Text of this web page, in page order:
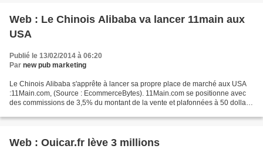
Web : Le Chinois Alibaba va lancer 11main aux
USA
Publié le 13/02/2014 à 06:20
Par new pub marketing
Le Chinois Alibaba s'apprête à lancer sa propre place de marché aux USA
:11Main.com, (Source : EcommerceBytes). 11Main.com se positionne avec
des commissions de 3,5% du montant de la vente et plafonnées à 50 dollars,
Web : Ouicar.fr lève 3 millions